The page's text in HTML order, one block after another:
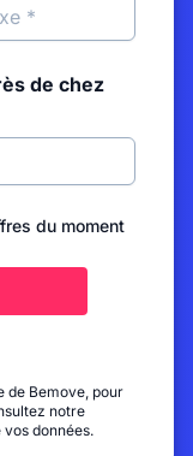
de chez
du moment
de Bemove, pour
notre
vos données.